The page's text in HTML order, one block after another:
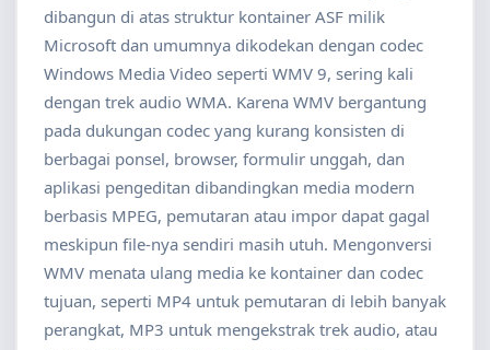
dibangun di atas struktur kontainer ASF milik
Microsoft dan umumnya dikodekan dengan codec
Windows Media Video seperti WMV 9, sering kali
dengan trek audio WMA. Karena WMV bergantung
pada dukungan codec yang kurang konsisten di
berbagai ponsel, browser, formulir unggah, dan
aplikasi pengeditan dibandingkan media modern
berbasis MPEG, pemutaran atau impor dapat gagal
meskipun file-nya sendiri masih utuh. Mengonversi
WMV menata ulang media ke kontainer dan codec
tujuan, seperti MP4 untuk pemutaran di lebih banyak
perangkat, MP3 untuk mengekstrak trek audio, atau